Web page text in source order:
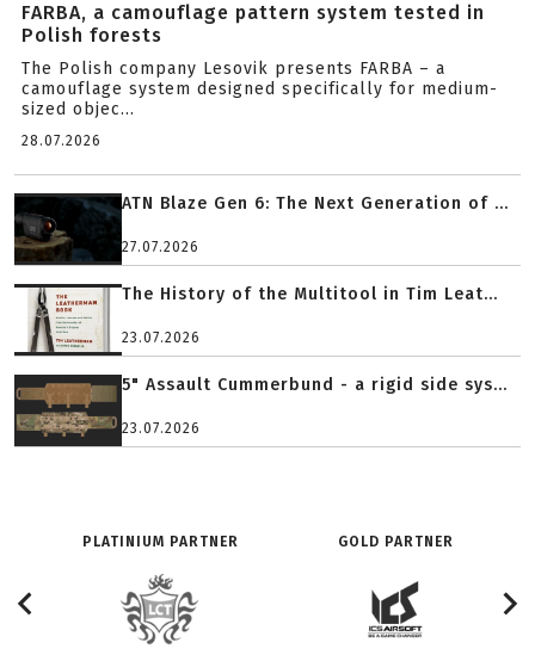
FARBA, a camouflage pattern system tested in
Polish forests
The Polish company Lesovik presents FARBA – a
camouflage system designed specifically for medium-
sized objec...
28.07.2026
ATN Blaze Gen 6: The Next Generation of ...
27.07.2026
The History of the Multitool in Tim Leat...
23.07.2026
5" Assault Cummerbund - a rigid side sys...
23.07.2026
PLATINIUM PARTNER GOLD PARTNER